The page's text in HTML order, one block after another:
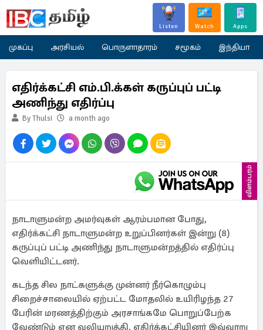
Listen Watch Apps
முகப்பு அரசியல் பொருளாதாரம் சமூகம் இந்தியா
எதிர்க்கட்சி எம்.பி.க்கள் கருப்புப் பட்டி
அணிந்து எதிர்ப்பு
By Thulsi a month ago
விளம்பரம்
நாடாளுமன்ற அமர்வுகள் ஆரம்பமான போது,
எதிர்க்கட்சி நாடாளுமன்ற உறுப்பினர்கள் இன்று (8)
கருப்புப் பட்டி அணிந்து நாடாளுமன்றத்தில் எதிர்ப்பு
வெளியிட்டனர்.
கடந்த சில நாட்களுக்கு முன்னர் நீர்கொழும்பு
சிறைச்சாலையில் ஏற்பட்ட மோதலில் உயிரிழந்த 27
பேரின் மரணத்திற்கும் அரசாங்கமே பொறுப்பேற்க
வேண்டும் என வலியுறுத்தி, எதிர்க்கட்சியினர் இவ்வாறு